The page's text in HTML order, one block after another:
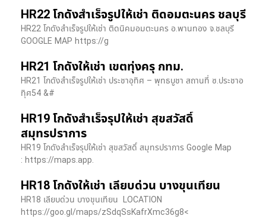
HR22 โกดังสำเร็จรูปให้เช่า ติดอมตะนคร ชลบุรี
HR22 โกดังสำเร็จรูปให้เช่า ติดนิคมอมตะนคร อ.พานทอง จ.ชลบุรี
GOOGLE MAP https://g
HR21 โกดังให้เช่า เขตทุ่งครุ กทม.
HR21 โกดังสำเร็จรูปให้เช่า ประชาอุทิศ – พุทธบูชา สถานที่ ซ.ประชาอ
ทุิศ54 &#
HR19 โกดังสำเร็จรุปให้เช่า สุขสวัสดิ์
สมุทรปราการ
HR19 โกดังสำเร็จรุปให้เช่า สุขสวัสดิ์ สมุทรปราการ Google Map
: https://maps.app.
HR18 โกดังให้เช่า เลียบด่วน บางขุนเทียน
HR18 เลียบด่วน​ บางขุนเทียน​ LOCATION
https://goo.gl/maps/zSdqSsKafrXmc36g8<